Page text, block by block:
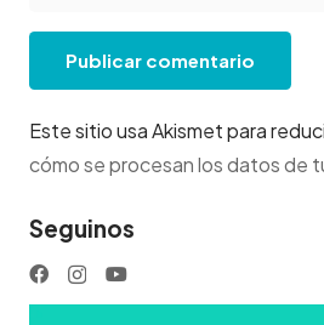
Publicar comentario
Este sitio usa Akismet para
cómo se procesan los datos de
Seguinos